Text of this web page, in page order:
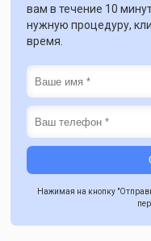
вам в течение 10
нужную процедуру,
время.
Нажимая на кнопку